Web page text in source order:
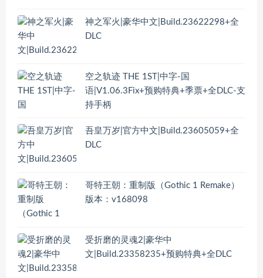
神之军火|豪华中文|Build.23622298+全
DLC
空之轨迹 THE 1ST|中字-国
语|V1.06.3Fix+预购特典+季票+全DLC-支
持手柄
吾皇万岁|官方中文|Build.23605059+全
DLC
哥特王朝：重制版（Gothic 1 Remake）
版本：v168098
受折磨的灵魂2|豪华中
文|Build.23358235+预购特典+全DLC